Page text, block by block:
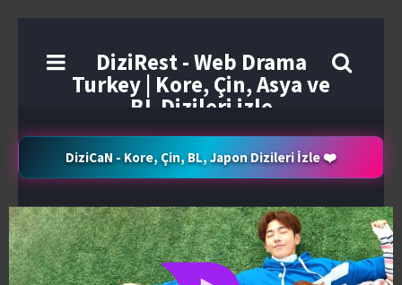
DiziRest - Web Drama
Turkey | Kore, Çin, Asya ve
BL Dizileri izle
DiziCaN - Kore, Çin, BL, Japon Dizileri İzle ❤️